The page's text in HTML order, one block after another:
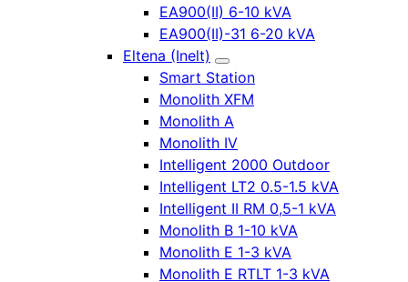
EA900(II) 6-10 kVA
EA900(II)-31 6-20 kVA
Eltena (Inelt)
Smart Station
Monolith XFM
Monolith A
Monolith IV
Intelligent 2000 Outdoor
Intelligent LT2 0.5-1.5 kVA
Intelligent II RM 0,5-1 kVA
Monolith B 1-10 kVA
Monolith E 1-3 kVA
Monolith E RTLT 1-3 kVA